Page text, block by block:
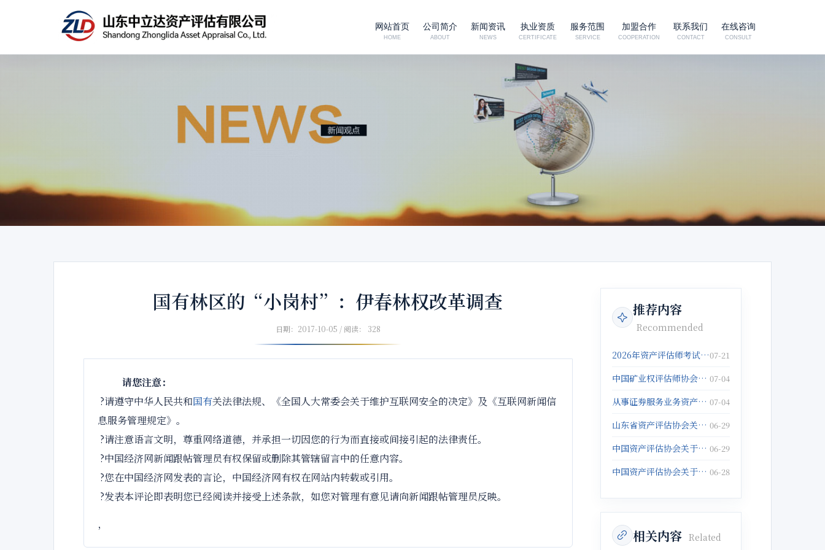
网站首页
HOME
公司简介
ABOUT
新闻资讯
NEWS
执业资质
CERTIFICATE
服务范围
SERVICE
加盟合作
COOPERATION
联系我们
CONTACT
在线咨询
CONSULT
国有林区的“小岗村”：伊春林权改革调查
日期：2017-10-05 / 阅读： 328
请您注意：
?请遵守中华人民共和国有关法律法规、《全国人大常委会关于维护互联网安全的决定》及《互联网新闻信
息服务管理规定》。
?请注意语言文明，尊重网络道德，并承担一切因您的行为而直接或间接引起的法律责任。
?中国经济网新闻跟帖管理员有权保留或删除其管辖留言中的任意内容。
?您在中国经济网发表的言论，中国经济网有权在网站内转载或引用。
?发表本评论即表明您已经阅读并接受上述条款，如您对管理有意见请向新闻跟帖管理员反映。
，
推荐内容
Recommended
2026年资产评估师考试报名倒计时5天！抓紧报名啦！07-21
中国矿业权评估师协会关于发布《固体矿产矿业权出让底价评估应用指南》的公告 07-04
从事证券服务业务资产评估机构注销备案名单(2026年5月25日) 07-04
山东省资产评估协会关于征集数据资产评估与管理典型案例的通知 06-29
中国资产评估协会关于举办以财务报告为目的评估培训班的通知 06-29
中国资产评估协会关于举办企业破产重整与涉执财产评估培训班的通知 06-28
相关内容 Related